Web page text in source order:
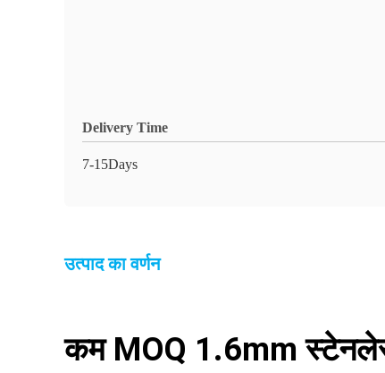
Delivery Time
7-15Days
उत्पाद का वर्णन
कम MOQ 1.6mm